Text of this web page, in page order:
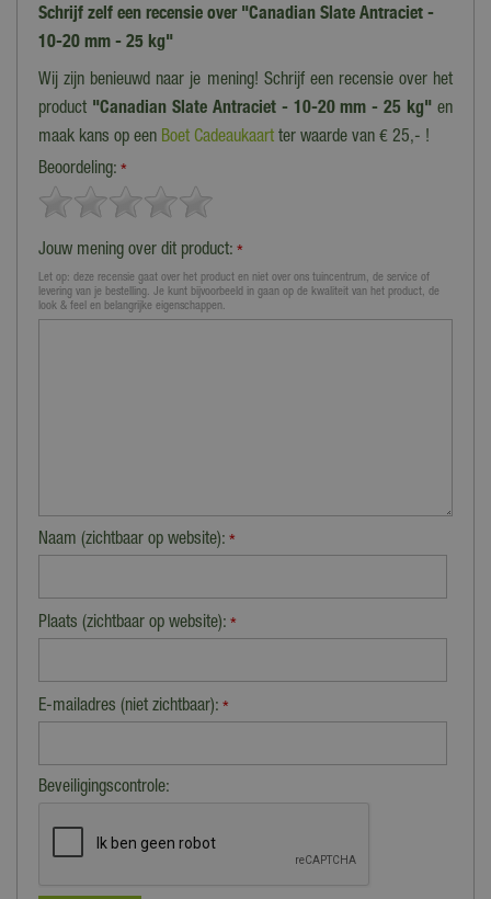
Schrijf zelf een recensie over "Canadian Slate Antraciet -
10-20 mm - 25 kg"
Wij zijn benieuwd naar je mening! Schrijf een recensie over het
product "Canadian Slate Antraciet - 10-20 mm - 25 kg" en
maak kans op een Boet Cadeaukaart ter waarde van € 25,- !
Beoordeling: *
Jouw mening over dit product: *
Let op: deze recensie gaat over het product en niet over ons tuincentrum, de service of
levering van je bestelling. Je kunt bijvoorbeeld in gaan op de kwaliteit van het product, de
look & feel en belangrijke eigenschappen.
Naam (zichtbaar op website): *
Plaats (zichtbaar op website): *
E-mailadres (niet zichtbaar): *
Beveiligingscontrole: